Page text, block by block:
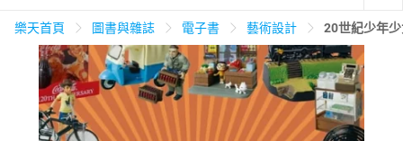
天天免運 美食蛋糕 養生保健 民生用品
樂天首頁 圖書與雜誌 電子書 藝術設計 20世紀少年